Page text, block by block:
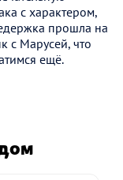
с характером,
прошла на
с Марусей, что
ещё.